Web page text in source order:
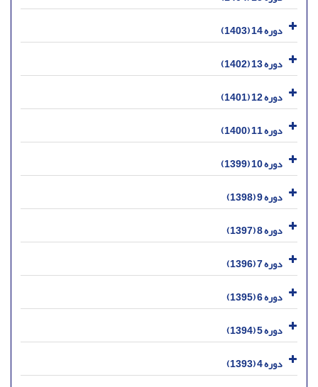
دوره 14 (1403)
دوره 13 (1402)
دوره 12 (1401)
دوره 11 (1400)
دوره 10 (1399)
دوره 9 (1398)
دوره 8 (1397)
دوره 7 (1396)
دوره 6 (1395)
دوره 5 (1394)
دوره 4 (1393)